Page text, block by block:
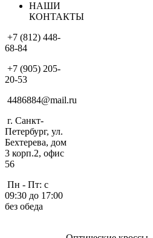
НАШИ
КОНТАКТЫ
+7 (812) 448-
68-84
+7 (905) 205-
20-53
4486884@mail.ru
г. Санкт-
Петербург, ул.
Бехтерева, дом
3 корп.2, офис
56
Пн - Пт: с
09:30 до 17:00
без обеда